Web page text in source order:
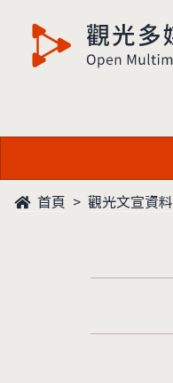
觀光多媒體開放資料
首頁 觀光文宣資料